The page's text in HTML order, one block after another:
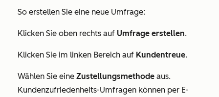
So erstellen Sie eine neue Umfrage:
Klicken Sie oben rechts auf Umfrage erstellen.
Klicken Sie im linken Bereich auf Kundentreue.
Wählen Sie eine Zustellungsmethode aus.
Kundenzufriedenheits-Umfragen können per E-